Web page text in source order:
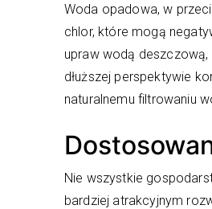
Woda opadowa, w
chlor, które mogą
upraw wodą
dłuższej perspektywie
naturalnemu filtrowaniu
Nie wszystkie
bardziej atrakcyjnym